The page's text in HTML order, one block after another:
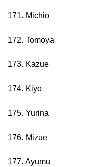
171. Michio
172. Tomoya
173. Kazue
174. Kiyo
175. Yurina
176. Mizue
177. Ayumu